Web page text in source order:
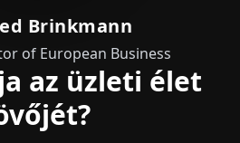
Brinkmann
of European Business
az üzleti élet